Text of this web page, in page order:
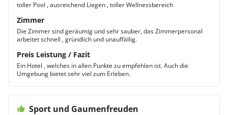
toller Pool , ausreichend Liegen , toller Wellnessbereich
Zimmer
Die Zimmer sind geräumig und sehr sauber, das Zimmerpersonal
arbeitet schnell , gründlich und unauffällig.
Preis Leistung / Fazit
Ein Hotel , welches in allen Punkte zu empfehlen ist. Auch die
Umgebung bietet sehr viel zum Erleben.
Sport und Gaumenfreuden